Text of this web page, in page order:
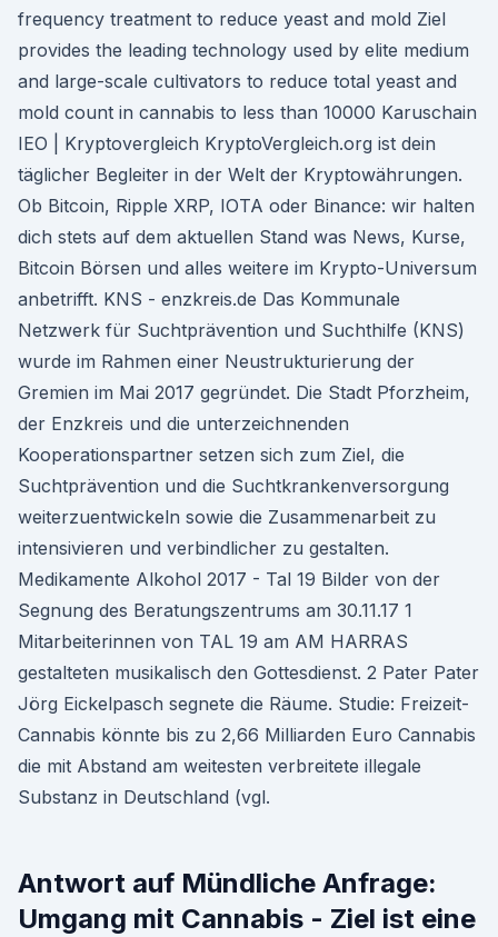
frequency treatment to reduce yeast and mold Ziel
provides the leading technology used by elite medium
and large-scale cultivators to reduce total yeast and
mold count in cannabis to less than 10000 Karuschain
IEO | Kryptovergleich KryptoVergleich.org ist dein
täglicher Begleiter in der Welt der Kryptowährungen.
Ob Bitcoin, Ripple XRP, IOTA oder Binance: wir halten
dich stets auf dem aktuellen Stand was News, Kurse,
Bitcoin Börsen und alles weitere im Krypto-Universum
anbetrifft. KNS - enzkreis.de Das Kommunale
Netzwerk für Suchtprävention und Suchthilfe (KNS)
wurde im Rahmen einer Neustrukturierung der
Gremien im Mai 2017 gegründet. Die Stadt Pforzheim,
der Enzkreis und die unterzeichnenden
Kooperationspartner setzen sich zum Ziel, die
Suchtprävention und die Suchtkrankenversorgung
weiterzuentwickeln sowie die Zusammenarbeit zu
intensivieren und verbindlicher zu gestalten.
Medikamente Alkohol 2017 - Tal 19 Bilder von der
Segnung des Beratungszentrums am 30.11.17 1
Mitarbeiterinnen von TAL 19 am AM HARRAS
gestalteten musikalisch den Gottesdienst. 2 Pater Pater
Jörg Eickelpasch segnete die Räume. Studie: Freizeit-
Cannabis könnte bis zu 2,66 Milliarden Euro Cannabis
die mit Abstand am weitesten verbreitete illegale
Substanz in Deutschland (vgl.
Antwort auf Mündliche Anfrage:
Umgang mit Cannabis - Ziel ist eine